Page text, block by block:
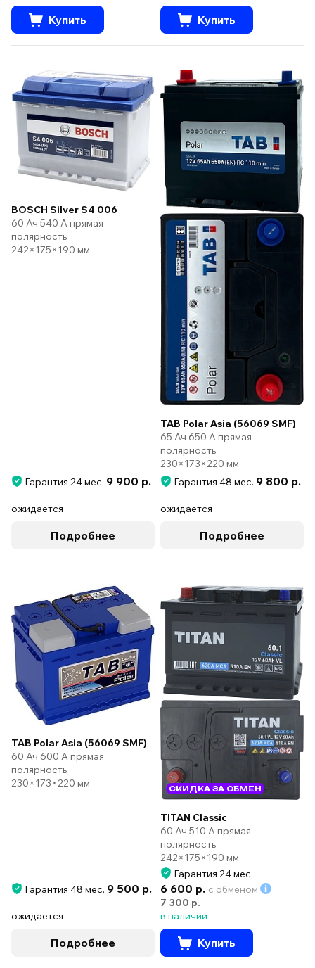
Купить Купить
BOSCH Silver S4 006
60 Ач 540 А прямая
полярность
242×175×190 мм
Гарантия 24 мес. 9 900 р.
ожидается
Подробнее
TAB Polar Asia (56069 SMF)
65 Ач 650 А прямая
полярность
230×173×220 мм
Гарантия 48 мес. 9 800 р.
ожидается
Подробнее
TAB Polar Asia (56069 SMF)
60 Ач 600 А прямая
полярность
230×173×220 мм
Гарантия 48 мес. 9 500 р.
ожидается
Подробнее
СКИДКА ЗА ОБМЕН
TITAN Classic
60 Ач 510 А прямая
полярность
242×175×190 мм
Гарантия 24 мес.
6 600 р. с обменом
7 300 р.
в наличии
Купить